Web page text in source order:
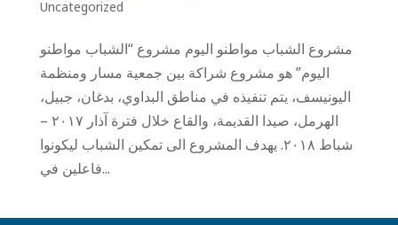
Uncategorized
مشروع الشباب مواطنو اليوم مشروع “الشباب مواطنو
اليوم” هو مشروع شراكة بين جمعية مسار ومنظمة
اليونيسف، يتم تنفيذه في مناطق البداوي، بدغان، جبيل،
الهرمل، صيدا القديمة، والقاع خلال فترة آذار ٢٠١٧ –
شباط ٢٠١٨. يهدف المشروع الى تمكين الشباب ليكونوا
فاعلين في...